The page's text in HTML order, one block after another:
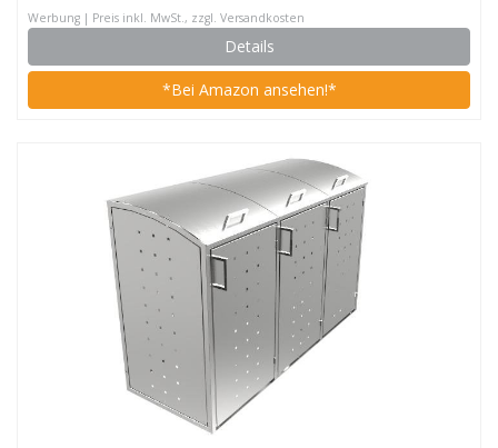
Werbung | Preis inkl. MwSt., zzgl. Versandkosten
Details
*Bei Amazon ansehen!*